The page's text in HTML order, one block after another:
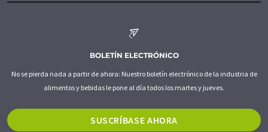
BOLETÍN ELECTRÓNICO
No se pierda nada a partir de ahora: Nuestro boletín electrónico de la industria de
alimentos y bebidas le pone al día todos los martes y jueves.
SUSCRÍBASE AHORA